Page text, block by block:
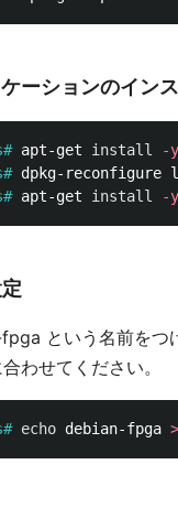
ーションのイン
apt-get install -y
apt-get install -y
という名前をつ
わせてください。
echo debian-fpga >